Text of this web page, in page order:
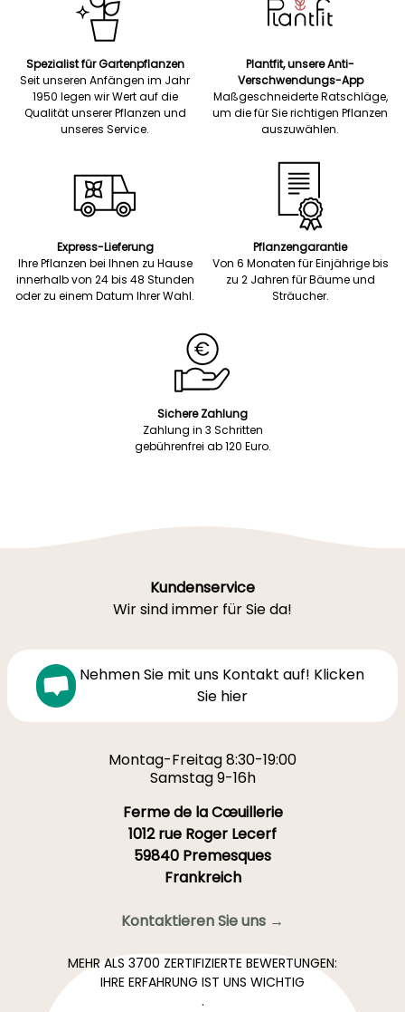
Spezialist für Gartenpflanzen
Seit unseren Anfängen im Jahr
1950 legen wir Wert auf die
Qualität unserer Pflanzen und
unseres Service.
Plantfit, unsere Anti-
Verschwendungs-App
Maßgeschneiderte Ratschläge,
um die für Sie richtigen Pflanzen
auszuwählen.
Express-Lieferung
Ihre Pflanzen bei Ihnen zu Hause
innerhalb von 24 bis 48 Stunden
oder zu einem Datum Ihrer Wahl.
Pflanzengarantie
Von 6 Monaten für Einjährige bis
zu 2 Jahren für Bäume und
Sträucher.
Sichere Zahlung
Zahlung in 3 Schritten
gebührenfrei ab 120 Euro.
Kundenservice
Wir sind immer für Sie da!
Nehmen Sie mit uns Kontakt auf! Klicken
Sie hier
Montag-Freitag 8:30-19:00
Samstag 9-16h
Ferme de la Cœuillerie
1012 rue Roger Lecerf
59840 Premesques
Frankreich
Kontaktieren Sie uns →
MEHR ALS 3700 ZERTIFIZIERTE BEWERTUNGEN:
IHRE ERFAHRUNG IST UNS WICHTIG
.